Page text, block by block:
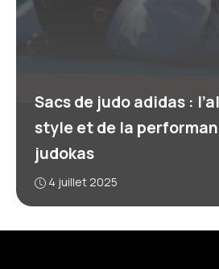
Sacs de judo adidas :
style et de la
judokas
4 juillet 2025